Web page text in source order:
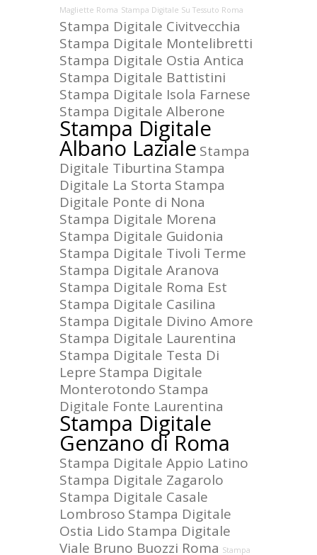
Magliette Roma Stampa Digitale Su Tessuto Roma
Stampa Digitale Civitvecchia
Stampa Digitale Montelibretti
Stampa Digitale Ostia Antica
Stampa Digitale Battistini
Stampa Digitale Isola Farnese
Stampa Digitale Alberone
Stampa Digitale
Albano Laziale Stampa
Digitale Tiburtina Stampa
Digitale La Storta Stampa
Digitale Ponte di Nona
Stampa Digitale Morena
Stampa Digitale Guidonia
Stampa Digitale Tivoli Terme
Stampa Digitale Aranova
Stampa Digitale Roma Est
Stampa Digitale Casilina
Stampa Digitale Divino Amore
Stampa Digitale Laurentina
Stampa Digitale Testa Di
Lepre Stampa Digitale
Monterotondo Stampa
Digitale Fonte Laurentina
Stampa Digitale
Genzano di Roma
Stampa Digitale Appio Latino
Stampa Digitale Zagarolo
Stampa Digitale Casale
Lombroso Stampa Digitale
Ostia Lido Stampa Digitale
Viale Bruno Buozzi Roma Stampa